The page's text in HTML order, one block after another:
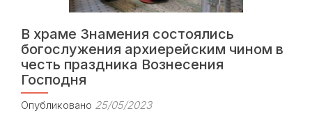
центр
Кутьино
В храме Знамения состоялись
богослужения архиерейским чином в
честь праздника Вознесения
Господня
Опубликовано 25/05/2023